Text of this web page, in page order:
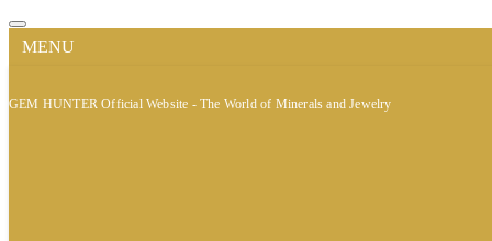
MENU
GEM HUNTER Official Website - The World of Minerals and Jewelry